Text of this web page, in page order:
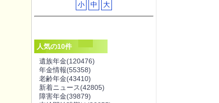
小 中 大
人気の10件
遺族年金(120476)
年金情報(55358)
老齢年金(43410)
新着ニュース(42805)
障害年金(39879)